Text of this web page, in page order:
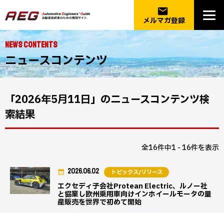
email
メルマガ登録
NEWS CONTENTS
ニュースコンテンツ
「2026年5月11日」のニュースコンテンツ検
索結果
全16件中1 - 16件を表示
エクセディ子会社Protean Electric、ルノー社
と協業し欧州乗用車向けインホイールモータの量
産販売を世界で初めて開始
2026.06.02 トピックス/リリース